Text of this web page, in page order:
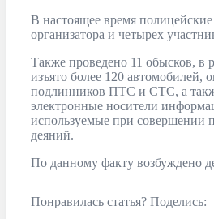
В настоящее время
организатора и четырех
Также проведено 11 обысков, в
изъято более 120 автомобилей,
подлинников ПТС и СТС, а
электронные носители
используемые при совершении
деяний.
По данному факту возбуждено
Понравилась статья? Поделись: